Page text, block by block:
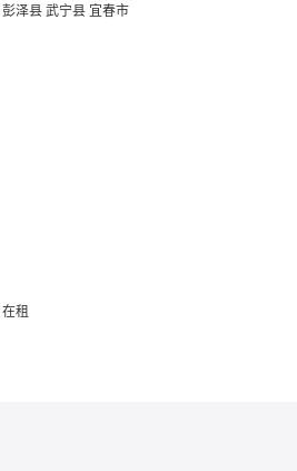
彭泽县 武宁县 宜春市
在租